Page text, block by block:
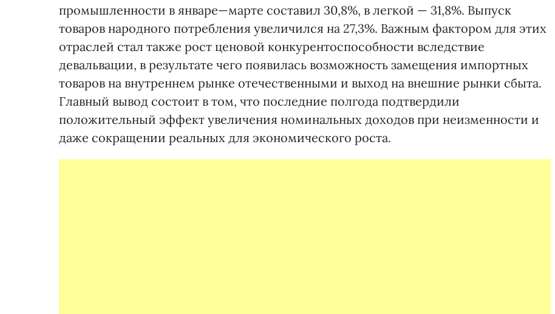
промышленности в январе—марте составил 30,8%, в легкой — 31,8%. Выпуск
товаров народного потребления увеличился на 27,3%. Важным фактором для этих
отраслей стал также рост ценовой конкурентоспособности вследствие
девальвации, в результате чего появилась возможность замещения импортных
товаров на внутреннем рынке отечественными и выход на внешние рынки сбыта.
Главный вывод состоит в том, что последние полгода подтвердили
положительный эффект увеличения номинальных доходов при неизменности и
даже сокращении реальных для экономического роста.